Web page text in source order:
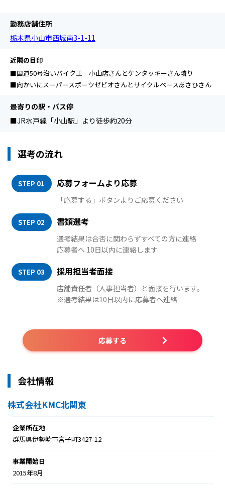
勤務店舗住所
栃木県小山市西城南3-1-11
近隣の目印
■国道50号沿いバイク王 小山店さんとケンタッキーさん隣り
■向かいにスーパースポーツゼビオさんとサイクルベースあさひさん
最寄りの駅・バス停
■JR水戸線「小山駅」より徒歩約20分
選考の流れ
STEP 01 応募フォームより応募
「応募する」ボタンよりご応募ください
STEP 02 書類選考
選考結果は合否に関わらずすべての方に連絡
応募者へ 10日以内に連絡します
STEP 03 採用担当者面接
店舗責任者（人事担当者）と面接を行います。
※選考結果は10日以内に応募者へ連絡
応募する
会社情報
株式会社KMC北関東
企業所在地
群馬県伊勢崎市宮子町3427-12
事業開始日
2015年8月